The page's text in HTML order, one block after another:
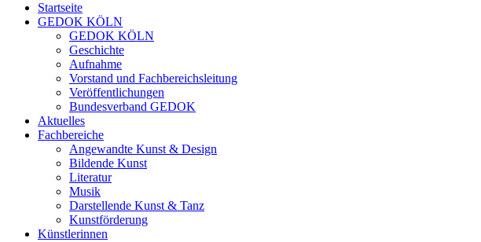
Startseite
GEDOK KÖLN
GEDOK KÖLN
Geschichte
Aufnahme
Vorstand und Fachbereichsleitung
Veröffentlichungen
Bundesverband GEDOK
Aktuelles
Fachbereiche
Angewandte Kunst & Design
Bildende Kunst
Literatur
Musik
Darstellende Kunst & Tanz
Kunstförderung
Künstlerinnen